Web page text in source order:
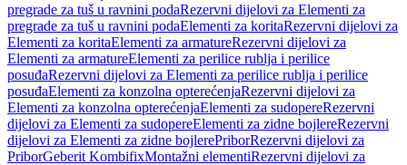
pregrade za tuš u ravnini podaRezervni dijelovi za Elementi za
pregrade za tuš u ravnini podaElementi za koritaRezervni dijelovi za
Elementi za koritaElementi za armatureRezervni dijelovi za
Elementi za armatureElementi za perilice rublja i perilice
posuđaRezervni dijelovi za Elementi za perilice rublja i perilice
posuđaElementi za konzolna opterećenjaRezervni dijelovi za
Elementi za konzolna opterećenjaElementi za sudopereRezervni
dijelovi za Elementi za sudopereElementi za zidne bojlereRezervni
dijelovi za Elementi za zidne bojlerePriborRezervni dijelovi za
PriborGeberit KombifixMontažni elementiRezervni dijelovi za